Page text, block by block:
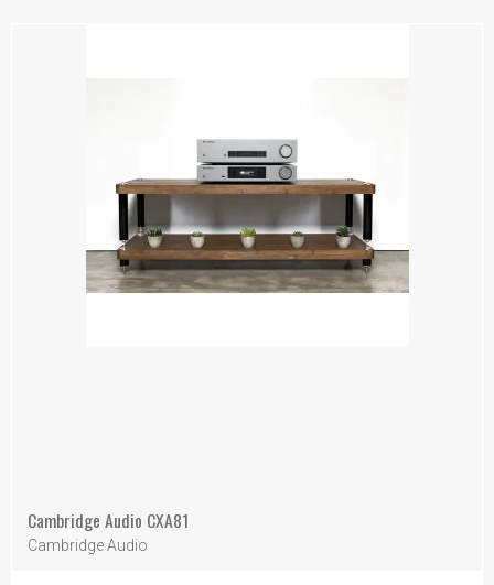
Cambridge Audio CXA81
Cambridge Audio